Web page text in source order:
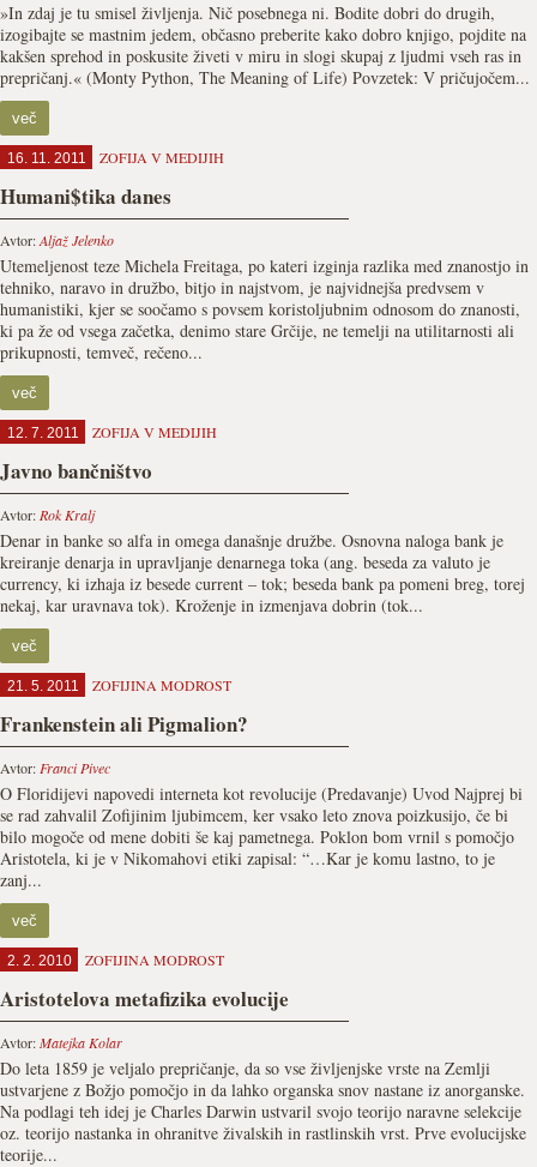
»In zdaj je tu smisel življenja. Nič posebnega ni. Bodite dobri do drugih,
izogibajte se mastnim jedem, občasno preberite kako dobro knjigo, pojdite na
kakšen sprehod in poskusite živeti v miru in slogi skupaj z ljudmi vseh ras in
prepričanj.« (Monty Python, The Meaning of Life) Povzetek: V pričujočem...
več
16. 11. 2011 ZOFIJA V MEDIJIH
Humani$tika danes
Avtor:Aljaž Jelenko
Utemeljenost teze Michela Freitaga, po kateri izginja razlika med znanostjo in
tehniko, naravo in družbo, bitjo in najstvom, je najvidnejša predvsem v
humanistiki, kjer se soočamo s povsem koristoljubnim odnosom do znanosti,
ki pa že od vsega začetka, denimo stare Grčije, ne temelji na utilitarnosti ali
prikupnosti, temveč, rečeno...
več
12. 7. 2011 ZOFIJA V MEDIJIH
Javno bančništvo
Avtor: Rok Kralj
Denar in banke so alfa in omega današnje družbe. Osnovna naloga bank je
kreiranje denarja in upravljanje denarnega toka (ang. beseda za valuto je
currency, ki izhaja iz besede current – tok; beseda bank pa pomeni breg, torej
nekaj, kar uravnava tok). Kroženje in izmenjava dobrin (tok...
več
21. 5. 2011 ZOFIJINA MODROST
Frankenstein ali Pigmalion?
Avtor: Franci Pivec
O Floridijevi napovedi interneta kot revolucije (Predavanje) Uvod Najprej bi
se rad zahvalil Zofijinim ljubimcem, ker vsako leto znova poizkusijo, če bi
bilo mogoče od mene dobiti še kaj pametnega. Poklon bom vrnil s pomočjo
Aristotela, ki je v Nikomahovi etiki zapisal: “…Kar je komu lastno, to je
zanj...
več
2. 2. 2010 ZOFIJINA MODROST
Aristotelova metafizika evolucije
Avtor:Matejka Kolar
Do leta 1859 je veljalo prepričanje, da so vse življenjske vrste na Zemlji
ustvarjene z Božjo pomočjo in da lahko organska snov nastane iz anorganske.
Na podlagi teh idej je Charles Darwin ustvaril svojo teorijo naravne selekcije
oz. teorijo nastanka in ohranitve živalskih in rastlinskih vrst. Prve evolucijske
teorije...